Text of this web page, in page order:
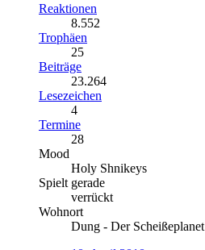
Reaktionen
8.552
Trophäen
25
Beiträge
23.264
Lesezeichen
4
Termine
28
Mood
Holy Shnikeys
Spielt gerade
verrückt
Wohnort
Dung - Der Scheißeplanet